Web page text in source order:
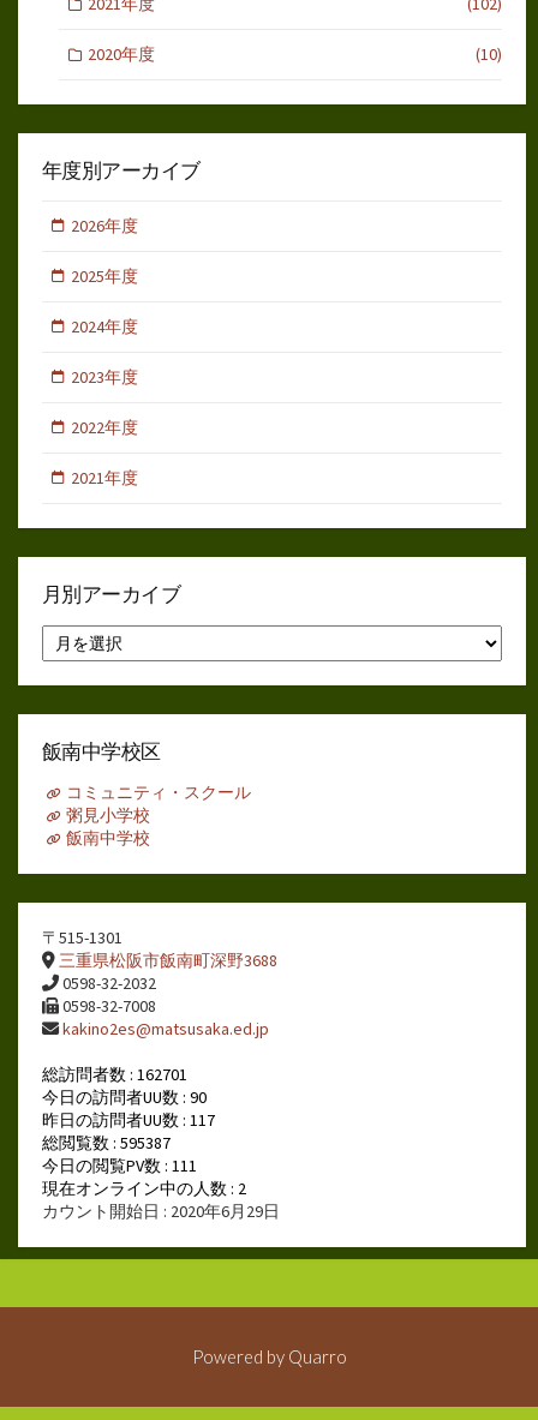
2020年度 (10)
年度別アーカイブ
2026年度
2025年度
2024年度
2023年度
2022年度
2021年度
月別アーカイブ
別
ア
イ
飯南中学校区
コミュニティ・スクール
粥見小学校
飯南中学校
〒515-1301
三重県松阪市飯南町深野3688
0598-32-2032
0598-32-7008
kakino2es@matsusaka.ed.jp
総訪問者数 : 162701
今日の訪問者UU数 : 90
昨日の訪問者UU数 : 117
総閲覧数 : 595387
今日の閲覧PV数 : 111
現在オンライン中の人数 : 2
カウント開始日 : 2020年6月29日
Powered by Quarro